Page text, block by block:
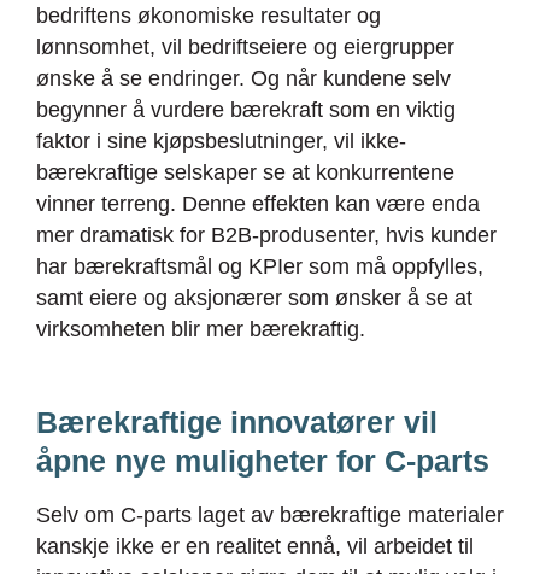
bedriftens økonomiske resultater og
lønnsomhet, vil bedriftseiere og eiergrupper
ønske å se endringer. Og når kundene selv
begynner å vurdere bærekraft som en viktig
faktor i sine kjøpsbeslutninger, vil ikke-
bærekraftige selskaper se at konkurrentene
vinner terreng. Denne effekten kan være enda
mer dramatisk for B2B-produsenter, hvis kunder
har bærekraftsmål og KPIer som må oppfylles,
samt eiere og aksjonærer som ønsker å se at
virksomheten blir mer bærekraftig.
Bærekraftige innovatører vil
åpne nye muligheter for C-parts
Selv om C-parts laget av bærekraftige materialer
kanskje ikke er en realitet ennå, vil arbeidet til